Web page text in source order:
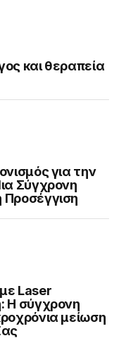
και θεραπεία
για την
Σύγχρονη
Προσέγγιση
Laser
Η σύγχρονη
μείωση